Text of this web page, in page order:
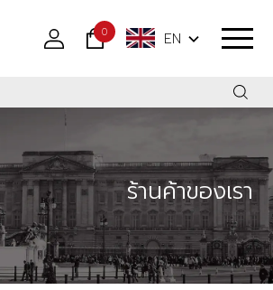
0 EN
ร้านค้าของเรา